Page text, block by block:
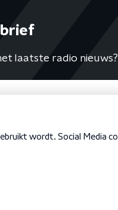
laatste radio nieuws?